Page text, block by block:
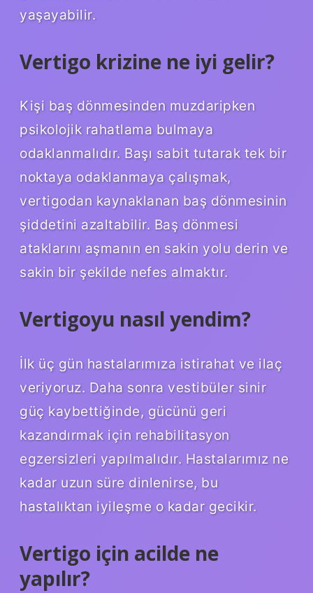
yaşayabilir.
Vertigo krizine ne iyi gelir?
Kişi baş dönmesinden muzdaripken
psikolojik rahatlama bulmaya
odaklanmalıdır. Başı sabit tutarak tek bir
noktaya odaklanmaya çalışmak,
vertigodan kaynaklanan baş dönmesinin
şiddetini azaltabilir. Baş dönmesi
ataklarını aşmanın en sakin yolu derin ve
sakin bir şekilde nefes almaktır.
Vertigoyu nasıl yendim?
İlk üç gün hastalarımıza istirahat ve ilaç
veriyoruz. Daha sonra vestibüler sinir
güç kaybettiğinde, gücünü geri
kazandırmak için rehabilitasyon
egzersizleri yapılmalıdır. Hastalarımız ne
kadar uzun süre dinlenirse, bu
hastalıktan iyileşme o kadar gecikir.
Vertigo için acilde ne
yapılır?